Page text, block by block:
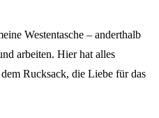
Westentasche – anderthalb
arbeiten. Hier hat alles
Rucksack, die Liebe für das